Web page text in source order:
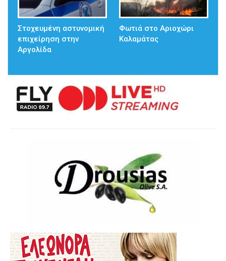
Στοχευμένη αστυνομική
επιχείρηση στην
Αργολίδα
Φωτιά στο Αριοχώρι
Καλαμάτας